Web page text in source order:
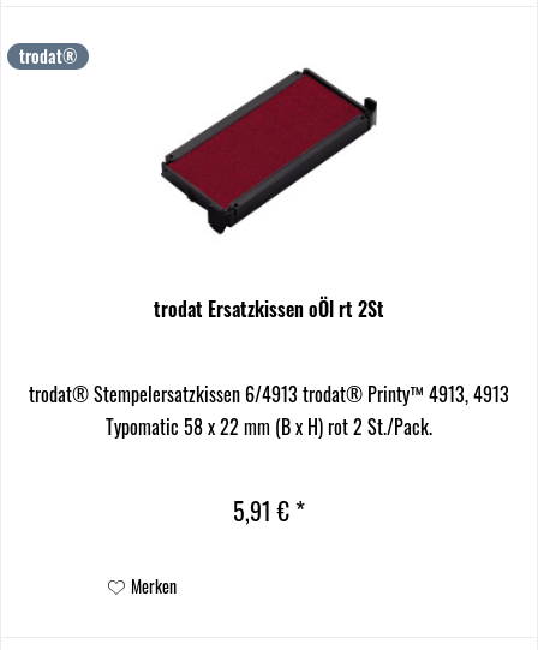
trodat®
trodat Ersatzkissen oÖl rt 2St
trodat® Stempelersatzkissen 6/4913 trodat® Printy™ 4913, 4913
Typomatic 58 x 22 mm (B x H) rot 2 St./Pack.
5,91 € *
Merken